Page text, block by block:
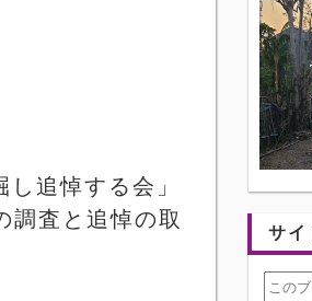
追悼する会」
調査と追悼の取
サイ